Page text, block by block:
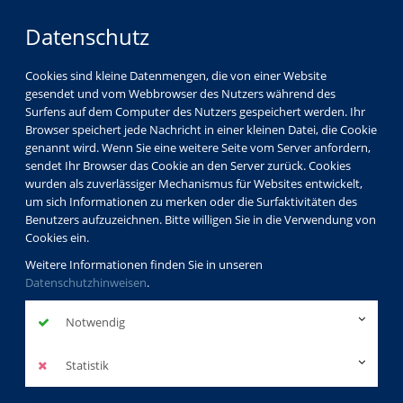
Datenschutz
Cookies sind kleine Datenmengen, die von einer Website
gesendet und vom Webbrowser des Nutzers während des
Surfens auf dem Computer des Nutzers gespeichert werden. Ihr
Browser speichert jede Nachricht in einer kleinen Datei, die Cookie
genannt wird. Wenn Sie eine weitere Seite vom Server anfordern,
sendet Ihr Browser das Cookie an den Server zurück. Cookies
wurden als zuverlässiger Mechanismus für Websites entwickelt,
um sich Informationen zu merken oder die Surfaktivitäten des
Benutzers aufzuzeichnen. Bitte willigen Sie in die Verwendung von
Cookies ein.
Weitere Informationen finden Sie in unseren
Datenschutzhinweisen.
Notwendig
Statistik